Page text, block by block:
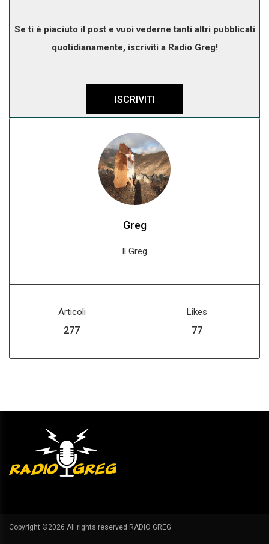
Se ti è piaciuto il post e vuoi vederne tanti altri pubblicati
quotidianamente, iscriviti a Radio Greg!
ISCRIVITI
Greg
Il Greg
Articoli
322
Likes
90
Copyright ©2026 All rights reserved RADIO GREG